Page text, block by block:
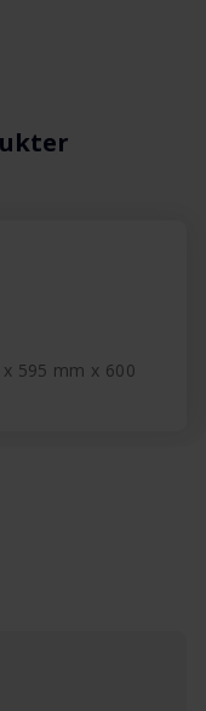
595 mm x 600